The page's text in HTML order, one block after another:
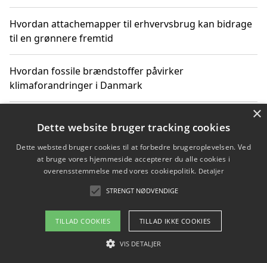
Hvordan attachemapper til erhvervsbrug kan bidrage
til en grønnere fremtid
Hvordan fossile brændstoffer påvirker
klimaforandringer i Danmark
klimaændringer
Hvordan citater om fossile brændstoffer kan ændre
Copyright 2026 - Pilanto Aps
Om / kontakt
×
Dette website bruger tracking cookies
Dette websted bruger cookies til at forbedre brugeroplevelsen. Ved
at bruge vores hjemmeside accepterer du alle cookies i
overensstemmelse med vores cookiepolitik. Detaljer
STRENGT NØDVENDIGE
TILLAD COOKIES TILLAD IKKE COOKIES
VIS DETALJER